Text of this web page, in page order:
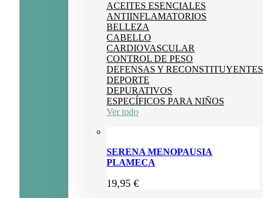
ACEITES ESENCIALES
ANTIINFLAMATORIOS
BELLEZA
CABELLO
CARDIOVASCULAR
CONTROL DE PESO
DEFENSAS Y RECONSTITUYENTES
DEPORTE
DEPURATIVOS
ESPECÍFICOS PARA NIÑOS
Ver todo
SERENA MENOPAUSIA
PLAMECA
19,95 €